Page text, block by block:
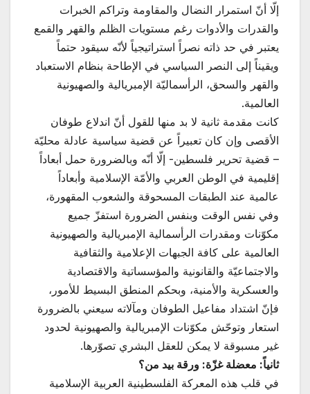
إلّا أنّ استمرار النضال والمقاومة وتراكم الخبرات
والقدرات والأدوات رغم مستويات الظلم والقهر والقمع
يعتبر في حد ذاته نصراً استراتيجياً لأنّه سيقود حتماً
ويقيناً إلى النصر السياسي في الإطاحة بنظام الاستعباد
والقهر والسحق، الرأسماليّة الإمبريالية والصهيونية
العالمية.
كانت مقدمة ثانية لا بد منها للقول أنّ اندلاع طوفان
الأقصى وإن كان تعبيراً عن قضية سياسية عادلة محليّة
– قضية تحرير فلسطين- إلّا أنّه وبالضرورة حمل أبعاداً
إقليمية في الوطن العربي والأمّة الإسلامية وأبعاداً
عالمية عند الطبقات المسحوقة والشعوب المقهورة،
وفي نفس الوقت وبنفس الضرورة استفزّ جميع
مكوّنات ومقدرات الرأسمالية الإمبريالية والصهيونية
العالمية على كافة الجبهات الإعلامية والثقافية
والاجتماعيّة والقانونية والمؤسساتية والاقتصادية
والعسكرية والأمنية، وبحكم المنطق البسيط للأمور،
فإنّ اشتداد مفاعيل الطوفان ومآلاته سيعني بالضرورة
استعار وتوحّش مكوّنات الإمبريالية والصهيونية لحدود
غير مسبوقة لا يمكن للعقل البشري تصوّرها.
ثانياً: معضلة غزّة: ورقة بيد من؟
في قلب هذه المعركة الفلسطينية العربية الإسلامية